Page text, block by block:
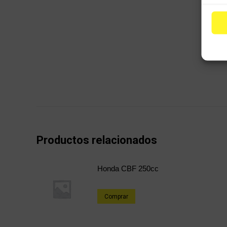
Productos relacionados
Honda CBF 250cc
Comprar